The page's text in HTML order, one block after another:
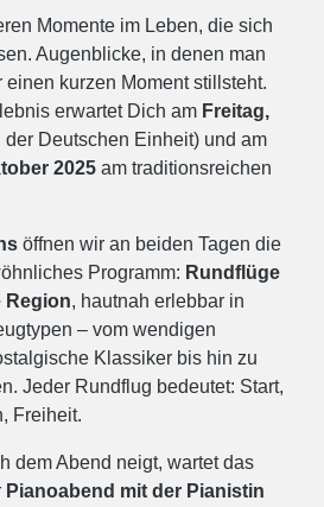
Momente im Leben, die sich
Augenblicke, in denen man
einen kurzen Moment stillsteht.
erwartet Dich am Freitag,
der Deutschen Einheit) und am
2025 am traditionsreichen
öffnen wir an beiden Tagen die
Programm: Rundflüge
Region, hautnah erlebbar in
– vom wendigen
Klassiker bis hin zu
Jeder Rundflug bedeutet: Start,
Freiheit.
dem Abend neigt, wartet das
Pianoabend mit der Pianistin